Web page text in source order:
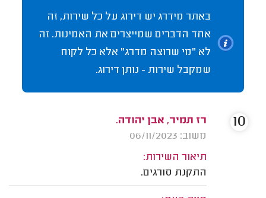
באתר מידרג יש דירוג על כל שירות, זה
אחד הדברים שמייצרים את האמינות. זה
לא "מי שרוצה מדרג" אלא כל לקוח
שמקבל שירות - נותן דירוג.
רז תמיר, אבן יהודה.
משוב: 06/11/2023
תיאור השירות:
התקנת סורגים.
10